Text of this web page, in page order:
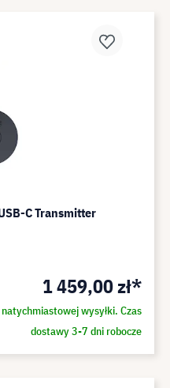
C Transmitter
1 459,00 zł*
wysyłki. Czas
dostawy 3-7 dni robocze